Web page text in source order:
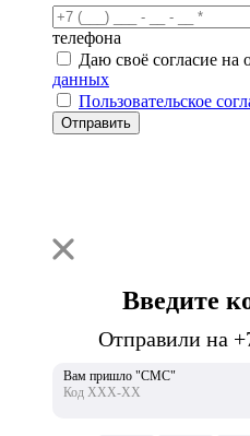
телефона
Даю своё согласие на
данных
Пользовательское
Отправить
Введите
Отправили на
Вам пришло "СМС"
Код ХХХ-ХХ